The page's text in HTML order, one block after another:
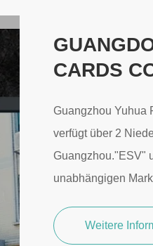
CARDS
Guangzhou Yuhua
verfügt über 2
Guangzhou."ESV"
unabhängigen
Weitere